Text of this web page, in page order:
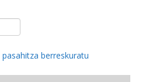
berreskuratu